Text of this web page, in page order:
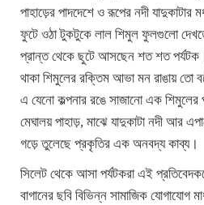
পাহাড়ের পাদদেশে ও রূপের নদী যাদুকাটার
ফুটে ওঠা টুকটুকে লাল শিমুল ফুলগুলো
প্রান্ত থেকে ছুটে আসছেন শত শত
থাকা শিমুলের রক্তিম আভা মন রাঙায় তো
এ যেনো কল্পনার রঙে সাজানো এক শিমুলের
মেঘালয় পাহাড়, মাঝে যাদুকাটা নদী আর
গড়ে তুলেছে প্রকৃতির এক অনবদ্য কাব্য।
সিলেট থেকে আসা পর্যটকরা এই
বাগানের ছবি বিভিন্ন সামাজিক যোগাযোগ